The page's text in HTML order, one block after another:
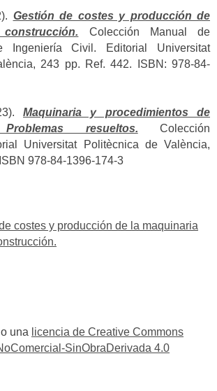
Gestión de costes y producción de
Colección Manual de
Ingeniería Civil. Editorial Universitat
243 pp. Ref. 442. ISBN: 978-84-
Maquinaria y procedimientos de
resueltos. Colección
Universitat Politècnica de València,
978-84-1396-174-3
costes y producción de la maquinaria
una licencia de Creative Commons
SinObraDerivada 4.0